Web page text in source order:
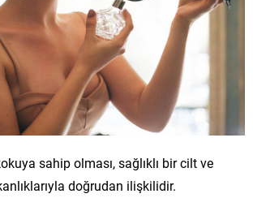
sahip olması, sağlıklı bir cilt ve
doğrudan ilişkilidir.